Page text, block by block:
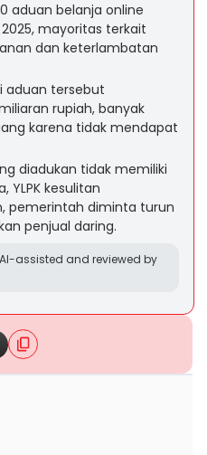
aduan belanja online
mayoritas terkait
dan keterlambatan
aduan tersebut
rupiah, banyak
karena tidak mendapat
diadukan tidak memiliki
YLPK kesulitan
pemerintah diminta turun
penjual daring.
assisted and reviewed by